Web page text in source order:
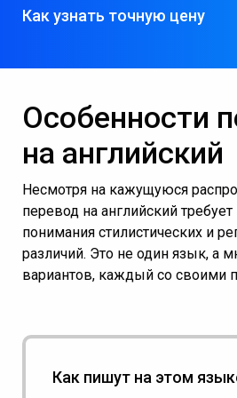
Срок
Наценка за
24 часа
+40%
1
2-4 часа
+90% 1
Как узнать точную цену
Особенности
на английский
Несмотря на кажущуюся
перевод на английский требует
понимания стилистических и
различий. Это не один язык, а
вариантов, каждый со своими
Как пишут на этом